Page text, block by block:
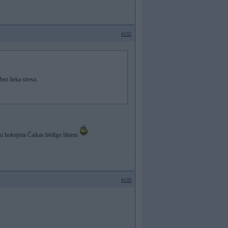
#132
lieka stresa.
hokejista Čaikas bēdīgo likteni
#133